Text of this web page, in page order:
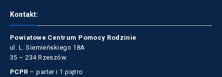
Kontakt:
Powiatowe Centrum Pomocy Rodzinie
ul. L. Siemieńskiego 18A
35 – 234 Rzeszów
PCPR – parter i 1 piętro